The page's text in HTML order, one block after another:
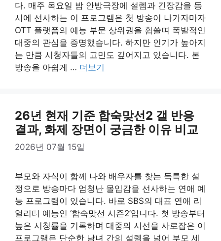
다. 매주 목요일 밤 안방극장에 설렘과 긴장감을 동
시에 선사하는 이 프로그램은 첫 방송이 나가자마자
OTT 플랫폼의 예능 부문 상위권을 휩쓸며 폭발적인
대중의 관심을 증명했습니다. 하지만 인기가 높아지
는 만큼 시청자들의 고민도 깊어지고 있습니다. 본
방송을 아쉽게 … 더보기
26년 현재 기준 합숙맞선2 갤 반응
결과, 화제 장면이 궁금한 이유 비교
2026년 07월 15일
부모와 자식이 함께 나와 배우자를 찾는 독특한 설
정으로 방송마다 엄청난 몰입감을 선사하는 연애 예
능 프로그램이 있습니다. 바로 SBS의 대표 연애 리
얼리티 예능인 ‘합숙맞선 시즌2’입니다. 첫 방송부터
높은 시청률을 기록하며 대중의 시선을 사로잡은 이
프로그램은 단순한 남녀 간의 설렘을 넘어 부모 세